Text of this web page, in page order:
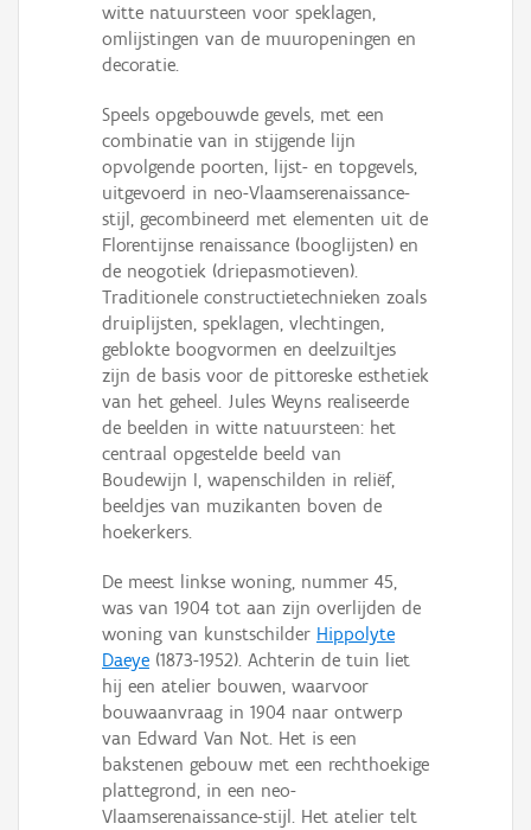
witte natuursteen voor speklagen,
omlijstingen van de muuropeningen en
decoratie.
Speels opgebouwde gevels, met een
combinatie van in stijgende lijn
opvolgende poorten, lijst- en topgevels,
uitgevoerd in neo-Vlaamserenaissance-
stijl, gecombineerd met elementen uit de
Florentijnse renaissance (booglijsten) en
de neogotiek (driepasmotieven).
Traditionele constructietechnieken zoals
druiplijsten, speklagen, vlechtingen,
geblokte boogvormen en deelzuiltjes
zijn de basis voor de pittoreske esthetiek
van het geheel. Jules Weyns realiseerde
de beelden in witte natuursteen: het
centraal opgestelde beeld van
Boudewijn I, wapenschilden in reliëf,
beeldjes van muzikanten boven de
hoekerkers.
De meest linkse woning, nummer 45,
was van 1904 tot aan zijn overlijden de
woning van kunstschilder Hippolyte
Daeye (1873-1952). Achterin de tuin liet
hij een atelier bouwen, waarvoor
bouwaanvraag in 1904 naar ontwerp
van Edward Van Not. Het is een
bakstenen gebouw met een rechthoekige
plattegrond, in een neo-
Vlaamserenaissance-stijl. Het atelier telt